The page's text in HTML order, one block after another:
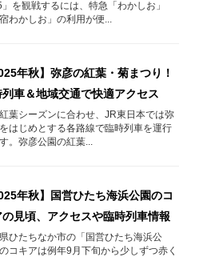
を観戦するには、特急「わかしお」
宿わかしお」の利用が便...
年秋】弥彦の紅葉・菊まつり！
列車＆地域交通で快適アクセス
葉シーズンに合わせ、JR東日本では弥
はじめとする各路線で臨時列車を運行
。弥彦公園の紅葉...
年秋】国営ひたち海浜公園のコ
の見頃、アクセスや臨時列車情報
ひたちなか市の「国営ひたち海浜公
コキアは例年9月下旬から少しずつ赤く